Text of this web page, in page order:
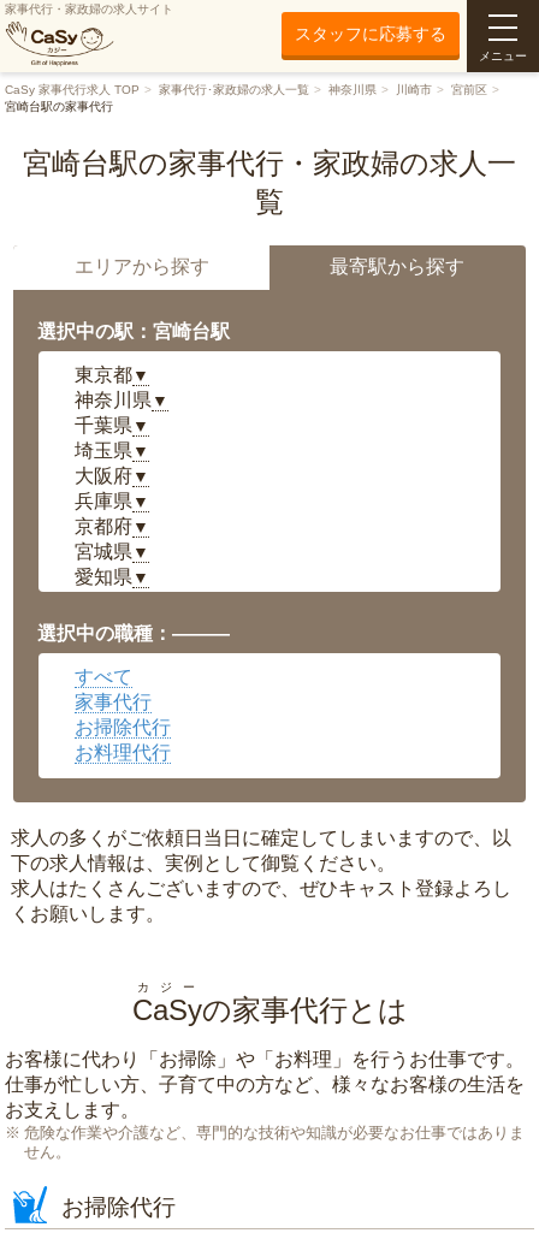
家事代行・家政婦の求人サイト
スタッフに応募する
メニュー
CaSy 家事代行求人 TOP 家事代行･家政婦の求人一覧 神奈川県 川崎市
宮前区
宮崎台駅の家事代行
宮崎台駅の家事代行・家政婦の求人一
覧
エリアから探す 最寄駅から探す
選択中の駅：宮崎台駅
東京都▼
神奈川県 ▼
千葉県 ▼
埼玉県 ▼
大阪府▼
兵庫県 ▼
京都府▼
宮城県 ▼
愛知県 ▼
岡山県▼
広島県▼
沖縄県
選択中の職種：———
すべて
家事代行
お掃除代行
お料理代行
求人の多くがご依頼日当日に確定してしまいますので、以
下の求人情報は、実例として御覧ください。
求人はたくさんございますので、ぜひキャスト登録よろし
くお願いします。
CaSy
カジー
の家事代行とは
お客様に代わり「 お掃除 」や「 お料理 」を行うお仕事です。
仕事が忙しい方、子育て中の方など、様々なお客様の生活を
お支えします。
危険な作業や介護など、専門的な技術や知識が必要なお仕事ではありま
せん。
お掃除代行